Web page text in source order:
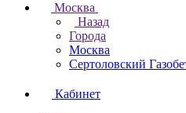
Москва
Назад
Города
Москва
Сертоловский
Кабинет